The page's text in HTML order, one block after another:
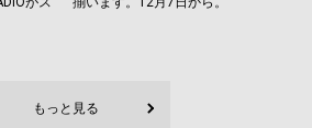
もっと見る